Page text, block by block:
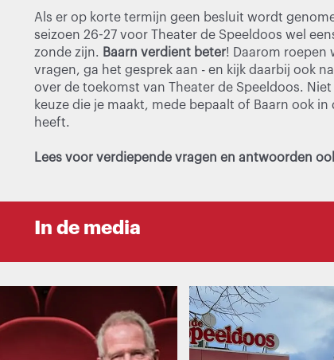
Als er op korte termijn geen besluit wordt
seizoen 26-27 voor Theater de Speeldoos wel
zonde zijn. Baarn verdient beter! Daarom roepen
vragen, ga het gesprek aan - en kijk daarbij ook
over de toekomst van Theater de Speeldoos.
keuze die je maakt, mede bepaalt of Baarn ook
heeft.
Lees voor verdiepende vragen en antwoorden
In de media